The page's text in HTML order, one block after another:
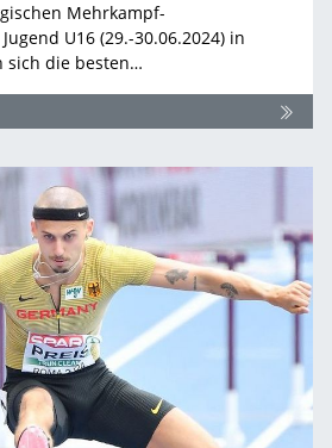
Mehrkampf-
U16 (29.-30.06.2024) in
sich die besten…